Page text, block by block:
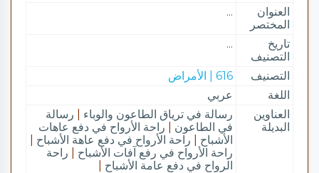
العنوان
المختصر
...
تاريخ
التصنيف
...
التصنيف
616 | الأمراض
اللغة
عربي
العناوين
البديلة
رسالة في ترياق الطاعون والوباء
رسالة
في الطاعون
راحة الأرواح في دفع عاهات
الأشباح
راحة الأرواح في دفع عاهة الأشباح
راحة الأرواح في رفع آفات الأشباح
راحة
الرواح في دفع عامة الأشباح